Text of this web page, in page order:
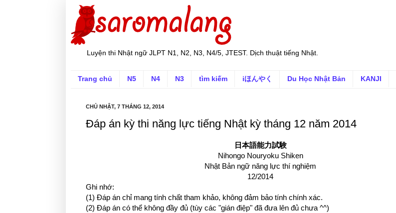
Luyện thi Nhật ngữ JLPT N1, N2, N3, N4/5, JTEST. Dịch thuật tiếng Nhật.
Trang chủ N5 N4 N3 tìm kiếm iほんやく Du Học Nhật Bản KANJI
CHỦ NHẬT, 7 THÁNG 12, 2014
Đáp án kỳ thi năng lực tiếng Nhật kỳ tháng 12 năm 2014
日本語能力試験
Nihongo Nouryoku Shiken
Nhật Bản ngữ năng lực thí nghiệm
12/2014
Ghi nhớ:
(1) Đáp án chỉ mang tính chất tham khảo, không đảm bảo tính chính xác.
(2) Đáp án có thể không đầy đủ (tùy các "gián điệp" đã đưa lên đủ chưa ^^)